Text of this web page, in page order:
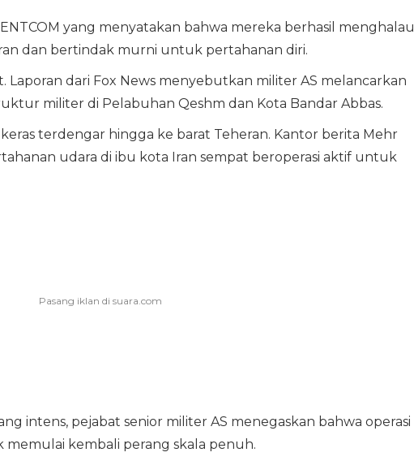
yang menyatakan bahwa mereka berhasil menghalau
dan bertindak murni untuk pertahanan diri.
Laporan dari Fox News menyebutkan militer AS melancarkan
militer di Pelabuhan Qeshm dan Kota Bandar Abbas.
keras terdengar hingga ke barat Teheran. Kantor berita Mehr
udara di ibu kota Iran sempat beroperasi aktif untuk
intens, pejabat senior militer AS menegaskan bahwa operasi
kembali perang skala penuh.